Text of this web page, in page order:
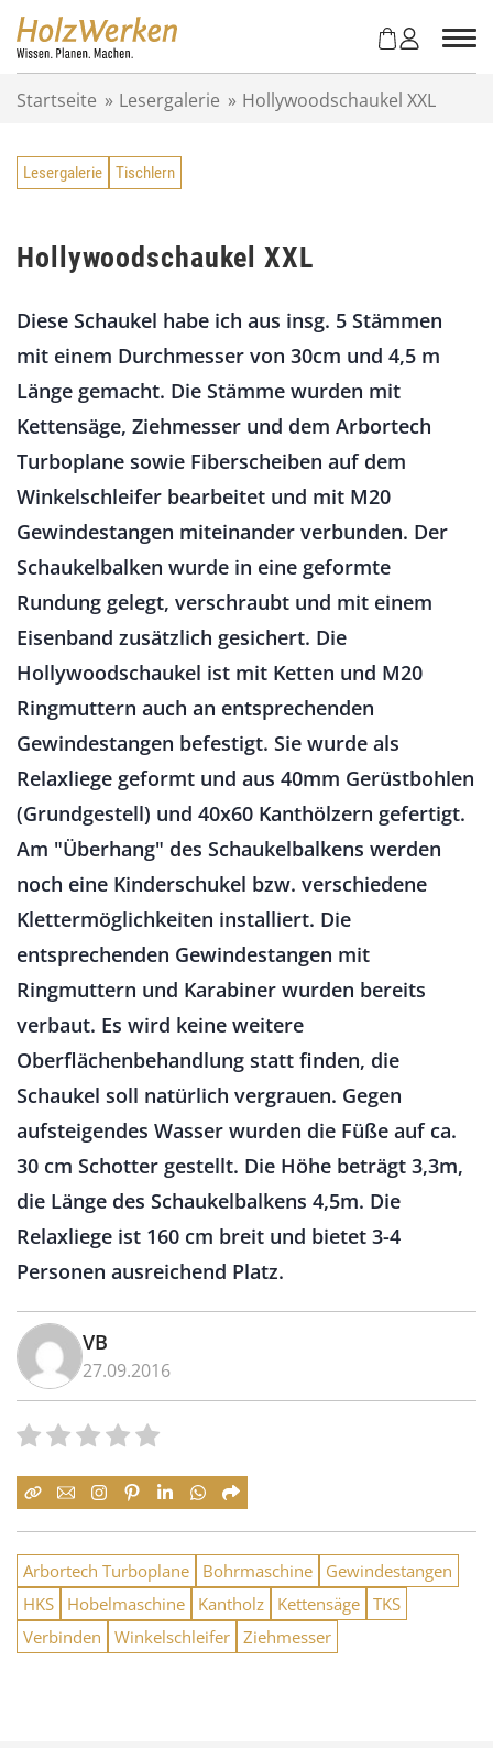
Startseite » Lesergalerie » Hollywoodschaukel XXL
Lesergalerie Tischlern
Hollywoodschaukel XXL
Diese Schaukel habe ich aus insg. 5 Stämmen
mit einem Durchmesser von 30cm und 4,5 m
Länge gemacht. Die Stämme wurden mit
Kettensäge, Ziehmesser und dem Arbortech
Turboplane sowie Fiberscheiben auf dem
Winkelschleifer bearbeitet und mit M20
Gewindestangen miteinander verbunden. Der
Schaukelbalken wurde in eine geformte
Rundung gelegt, verschraubt und mit einem
Eisenband zusätzlich gesichert. Die
Hollywoodschaukel ist mit Ketten und M20
Ringmuttern auch an entsprechenden
Gewindestangen befestigt. Sie wurde als
Relaxliege geformt und aus 40mm Gerüstbohlen
(Grundgestell) und 40x60 Kanthölzern gefertigt.
Am "Überhang" des Schaukelbalkens werden
noch eine Kinderschukel bzw. verschiedene
Klettermöglichkeiten installiert. Die
entsprechenden Gewindestangen mit
Ringmuttern und Karabiner wurden bereits
verbaut. Es wird keine weitere
Oberflächenbehandlung statt finden, die
Schaukel soll natürlich vergrauen. Gegen
aufsteigendes Wasser wurden die Füße auf ca.
30 cm Schotter gestellt. Die Höhe beträgt 3,3m,
die Länge des Schaukelbalkens 4,5m. Die
Relaxliege ist 160 cm breit und bietet 3-4
Personen ausreichend Platz.
VB
27.09.2016
Arbortech Turboplane Bohrmaschine
Gewindestangen
HKS
Hobelmaschine Kantholz Kettensäge TKS
Verbinden
Winkelschleifer Ziehmesser